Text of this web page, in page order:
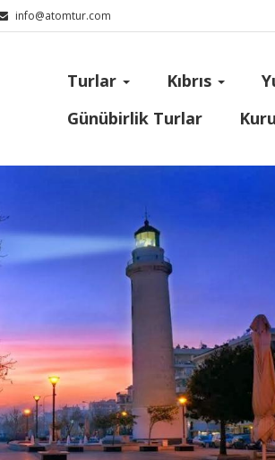
info@atomtur.com
Turlar Kıbrıs
Günübirlik Turlar